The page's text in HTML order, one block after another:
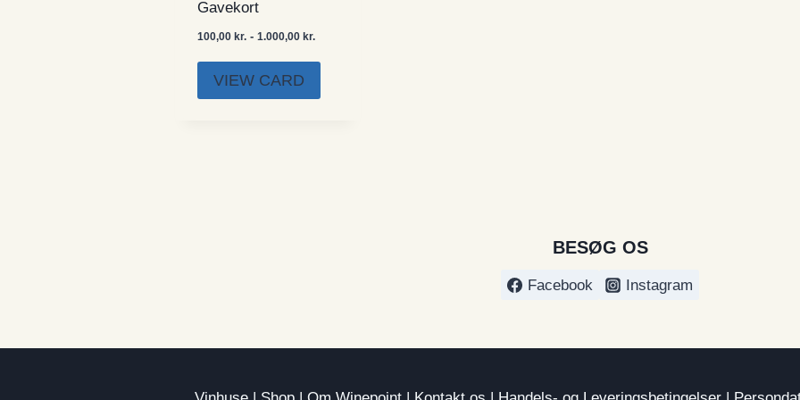
Gavekort
100,00 kr.- 1.000,00 kr.
VIEW CARD
BESØG OS
Facebook Instagram